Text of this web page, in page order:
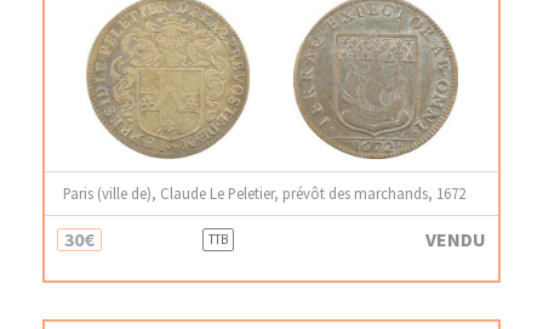
Paris (ville de), Claude Le Peletier, prévôt des marchands, 1672
30€ TTB VENDU